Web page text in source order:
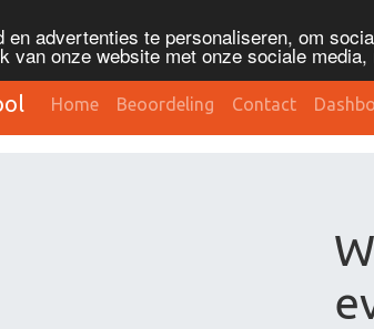
advertenties te personaliseren, om
van onze website met onze sociale
Home Beoordeling Contact